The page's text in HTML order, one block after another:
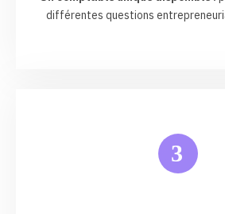
différentes questions
3